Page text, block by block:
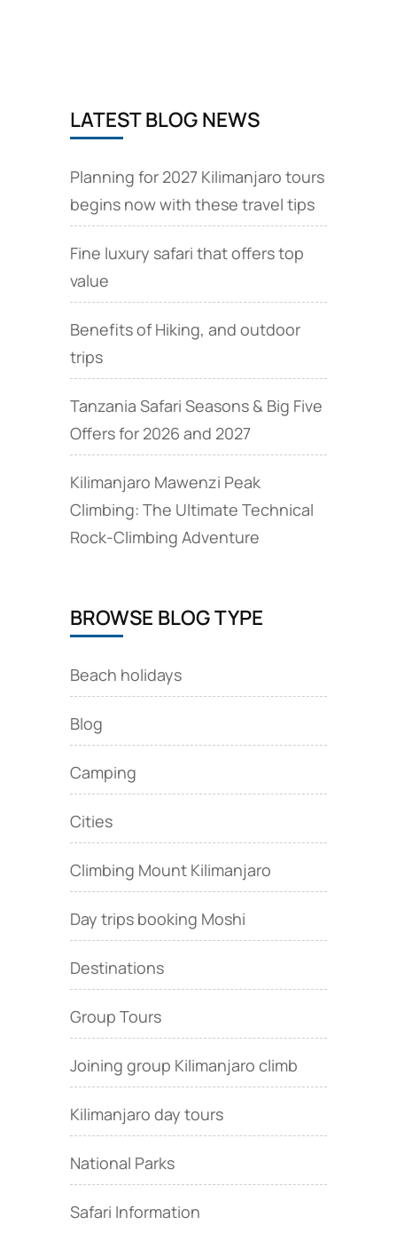
LATEST BLOG NEWS
Planning for 2027 Kilimanjaro tours
begins now with these travel tips
Fine luxury safari that offers top
value
Benefits of Hiking, and outdoor
trips
Tanzania Safari Seasons & Big Five
Offers for 2026 and 2027
Kilimanjaro Mawenzi Peak
Climbing: The Ultimate Technical
Rock‑Climbing Adventure
BROWSE BLOG TYPE
Beach holidays
Blog
Camping
Cities
Climbing Mount Kilimanjaro
Day trips booking Moshi
Destinations
Group Tours
Joining group Kilimanjaro climb
Kilimanjaro day tours
National Parks
Safari Information